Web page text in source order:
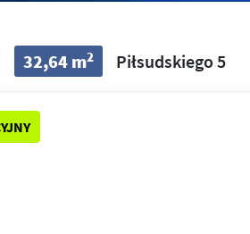
32,64 m2 Piłsudskiego 5